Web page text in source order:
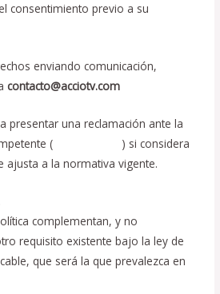
consentimiento previo a su
enviando comunicación,
contacto@acciotv.com
presentar una reclamación ante la
(
) si considera
ajusta a la normativa vigente.
complementan, y no
requisito existente bajo la ley de
que será la que prevalezca en